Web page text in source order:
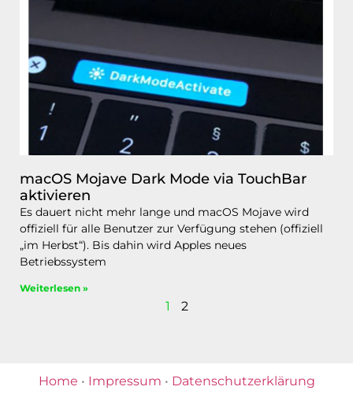
macOS Mojave Dark Mode via TouchBar
aktivieren
Es dauert nicht mehr lange und macOS Mojave wird
offiziell für alle Benutzer zur Verfügung stehen (offiziell
„im Herbst“). Bis dahin wird Apples neues
Betriebssystem
Weiterlesen »
1 2
Home • Impressum • Datenschutzerklärung